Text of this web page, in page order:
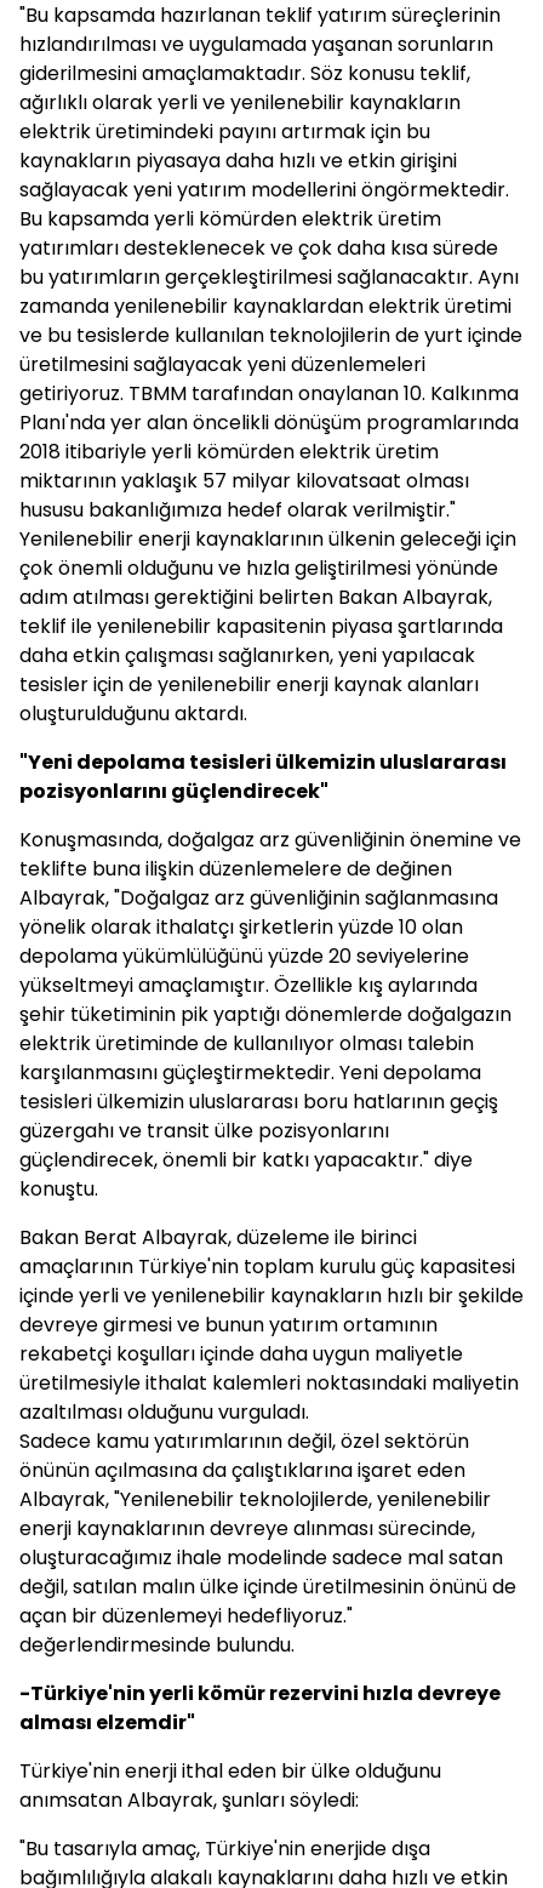
"Bu kapsamda hazırlanan teklif yatırım süreçlerinin
hızlandırılması ve uygulamada yaşanan sorunların
giderilmesini amaçlamaktadır. Söz konusu teklif,
ağırlıklı olarak yerli ve yenilenebilir kaynakların
elektrik üretimindeki payını artırmak için bu
kaynakların piyasaya daha hızlı ve etkin girişini
sağlayacak yeni yatırım modellerini öngörmektedir.
Bu kapsamda yerli kömürden elektrik üretim
yatırımları desteklenecek ve çok daha kısa sürede
bu yatırımların gerçekleştirilmesi sağlanacaktır. Aynı
zamanda yenilenebilir kaynaklardan elektrik üretimi
ve bu tesislerde kullanılan teknolojilerin de yurt içinde
üretilmesini sağlayacak yeni düzenlemeleri
getiriyoruz. TBMM tarafından onaylanan 10. Kalkınma
Planı'nda yer alan öncelikli dönüşüm programlarında
2018 itibariyle yerli kömürden elektrik üretim
miktarının yaklaşık 57 milyar kilovatsaat olması
hususu bakanlığımıza hedef olarak verilmiştir."
Yenilenebilir enerji kaynaklarının ülkenin geleceği için
çok önemli olduğunu ve hızla geliştirilmesi yönünde
adım atılması gerektiğini belirten Bakan Albayrak,
teklif ile yenilenebilir kapasitenin piyasa şartlarında
daha etkin çalışması sağlanırken, yeni yapılacak
tesisler için de yenilenebilir enerji kaynak alanları
oluşturulduğunu aktardı.
"Yeni depolama tesisleri ülkemizin uluslararası
pozisyonlarını güçlendirecek"
Konuşmasında, doğalgaz arz güvenliğinin önemine ve
teklifte buna ilişkin düzenlemelere de değinen
Albayrak, "Doğalgaz arz güvenliğinin sağlanmasına
yönelik olarak ithalatçı şirketlerin yüzde 10 olan
depolama yükümlülüğünü yüzde 20 seviyelerine
yükseltmeyi amaçlamıştır. Özellikle kış aylarında
şehir tüketiminin pik yaptığı dönemlerde doğalgazın
elektrik üretiminde de kullanılıyor olması talebin
karşılanmasını güçleştirmektedir. Yeni depolama
tesisleri ülkemizin uluslararası boru hatlarının geçiş
güzergahı ve transit ülke pozisyonlarını
güçlendirecek, önemli bir katkı yapacaktır." diye
konuştu.
Bakan Berat Albayrak, düzeleme ile birinci
amaçlarının Türkiye'nin toplam kurulu güç kapasitesi
içinde yerli ve yenilenebilir kaynakların hızlı bir şekilde
devreye girmesi ve bunun yatırım ortamının
rekabetçi koşulları içinde daha uygun maliyetle
üretilmesiyle ithalat kalemleri noktasındaki maliyetin
azaltılması olduğunu vurguladı.
Sadece kamu yatırımlarının değil, özel sektörün
önünün açılmasına da çalıştıklarına işaret eden
Albayrak, "Yenilenebilir teknolojilerde, yenilenebilir
enerji kaynaklarının devreye alınması sürecinde,
oluşturacağımız ihale modelinde sadece mal satan
değil, satılan malın ülke içinde üretilmesinin önünü de
açan bir düzenlemeyi hedefliyoruz."
değerlendirmesinde bulundu.
-Türkiye'nin yerli kömür rezervini hızla devreye
alması elzemdir"
Türkiye'nin enerji ithal eden bir ülke olduğunu
anımsatan Albayrak, şunları söyledi:
"Bu tasarıyla amaç, Türkiye'nin enerjide dışa
bağımlılığıyla alakalı kaynaklarını daha hızlı ve etkin